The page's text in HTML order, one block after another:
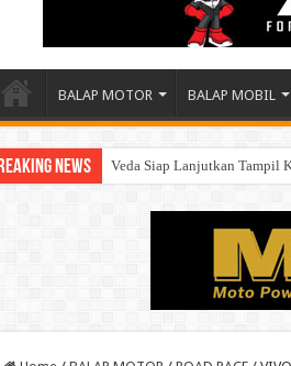
BALAP MOTOR BALAP MOBIL
News Veda Siap Lanjutkan Tampil